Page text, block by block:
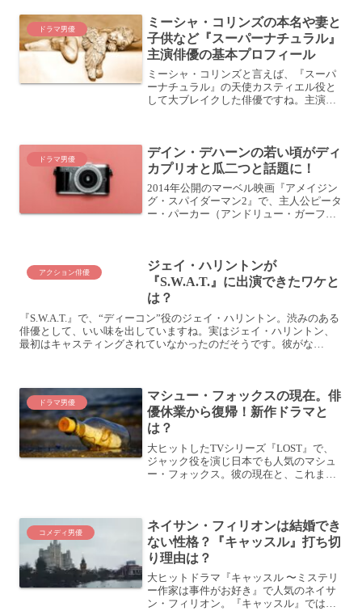
ドラマ男優
ミーシャ・コリンズの本名や妻と
子供など『スーパーナチュラル』
主演俳優の基本プロフィール
ミーシャ・コリンズと言えば、『スーパ
ーナチュラル』の天使カスティエル役と
して大ブレイクした俳優ですね。主演の
した。実はミーシャ・コリ...
ドラマ男優
デイン・デハーンの若い頃がディ
カプリオと瓜二つと話題に！
2014年公開のマーベル映画『アメイジン
グ・スパイダーマン2』で、主人公ピータ
ー・パーカー（アンドリュー・ガーフィ
ナルド・ディカプリ...
アクション俳優
ジェイ・ハリントンが
『S.W.A.T.』に出演できたワケと
は？
『S.W.A.T.』で、“ディーコン”役のジェイ・ハリントン。渋みのある
俳優として、いい味を出していますね。実はジェイ・ハリントン、
最初はキャスティングされていなかったのだそうです。彼がな
ドラマ男優
マシュー・フォックスの現在。俳
優休業から復帰！新作ドラマと
は？
大ヒットしたTVシリーズ『LOST』で、
ジャック役を演じ日本でも人気のマシュ
ー・フォックス。彼の現在と、これまで
活！この投稿をIn...
コメディ男優
ネイサン・フィリオンは結婚でき
ない性格？『キャッスル』打ち切
り理由は？
大ヒットドラマ『キャッスル 〜ミステリ
ー作家は事件がお好き』で人気のネイサ
ン・フィリオン。『キャッスル』では茶